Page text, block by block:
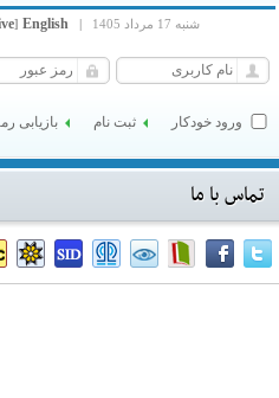
شنبه 17 مرداد 1405 |
English
]
ورود خودکار ثبت نام بازیابی
تماس با ما